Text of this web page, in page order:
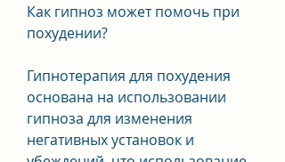
Как гипноз может помочь при
похудении?
Гипнотерапия для похудения
основана на использовании
гипноза для изменения
негативных установок и